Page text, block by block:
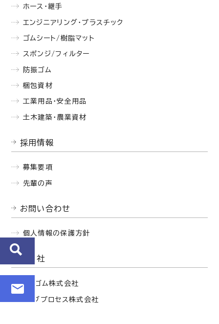
ホース・継手
エンジニアリング・プラスチック
ゴムシート/樹脂マット
スポンジ/フィルター
防振ゴム
梱包資材
工業用品・安全用品
土木建築・農業資材
採用情報
募集要項
先輩の声
お問い合わせ
個人情報の保護方針
関連会社
西部ゴム株式会社
セイブプロセス株式会社